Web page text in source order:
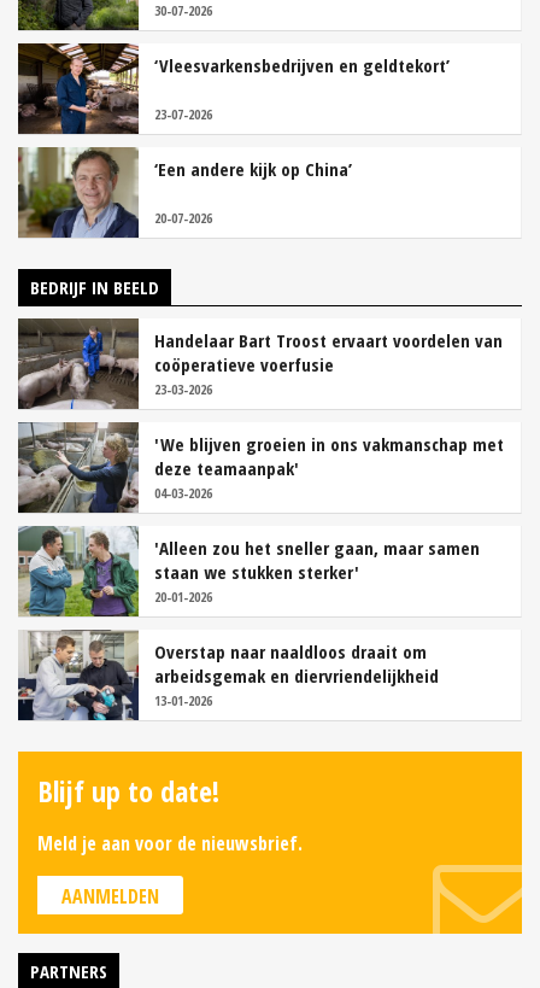
30-07-2026
‘Vleesvarkensbedrijven en geldtekort’
23-07-2026
‘Een andere kijk op China’
20-07-2026
BEDRIJF IN BEELD
Handelaar Bart Troost ervaart voordelen van
coöperatieve voerfusie
23-03-2026
'We blijven groeien in ons vakmanschap met
deze teamaanpak'
04-03-2026
'Alleen zou het sneller gaan, maar samen
staan we stukken sterker'
20-01-2026
Overstap naar naaldloos draait om
arbeidsgemak en diervriendelijkheid
13-01-2026
Blijf up to date!
Meld je aan voor de nieuwsbrief.
AANMELDEN
PARTNERS